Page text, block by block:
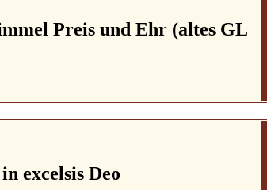
Preis und Ehr (altes GL
excelsis Deo